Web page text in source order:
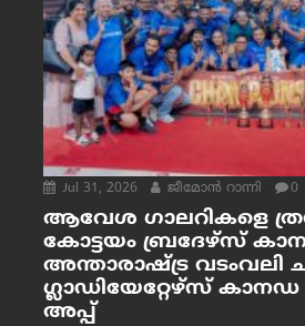
Jul 31, 2026 ജീമോന്‍ റാന്നി 0
ആവേശ ഗാലറികളെ
കോട്ടയം ബ്രദേഴ്‌സ്
അന്താരാഷ്ട്ര വടംവലി
ഗ്ലാഡിയേറ്റേഴ്‌സ്
അപ്പ്